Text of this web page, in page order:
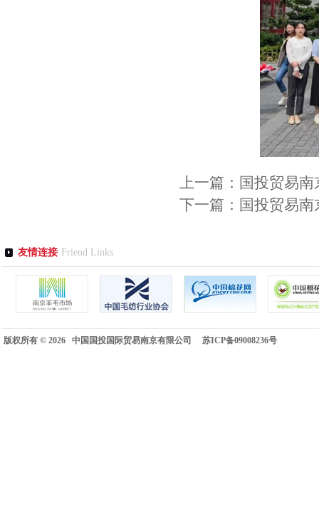
上一篇： 国投贸易
下一篇： 国投贸易
友情连接 Friend Links
版权所有 © 2026 中国国投国际贸易南京有限公司 苏ICP备09008236号